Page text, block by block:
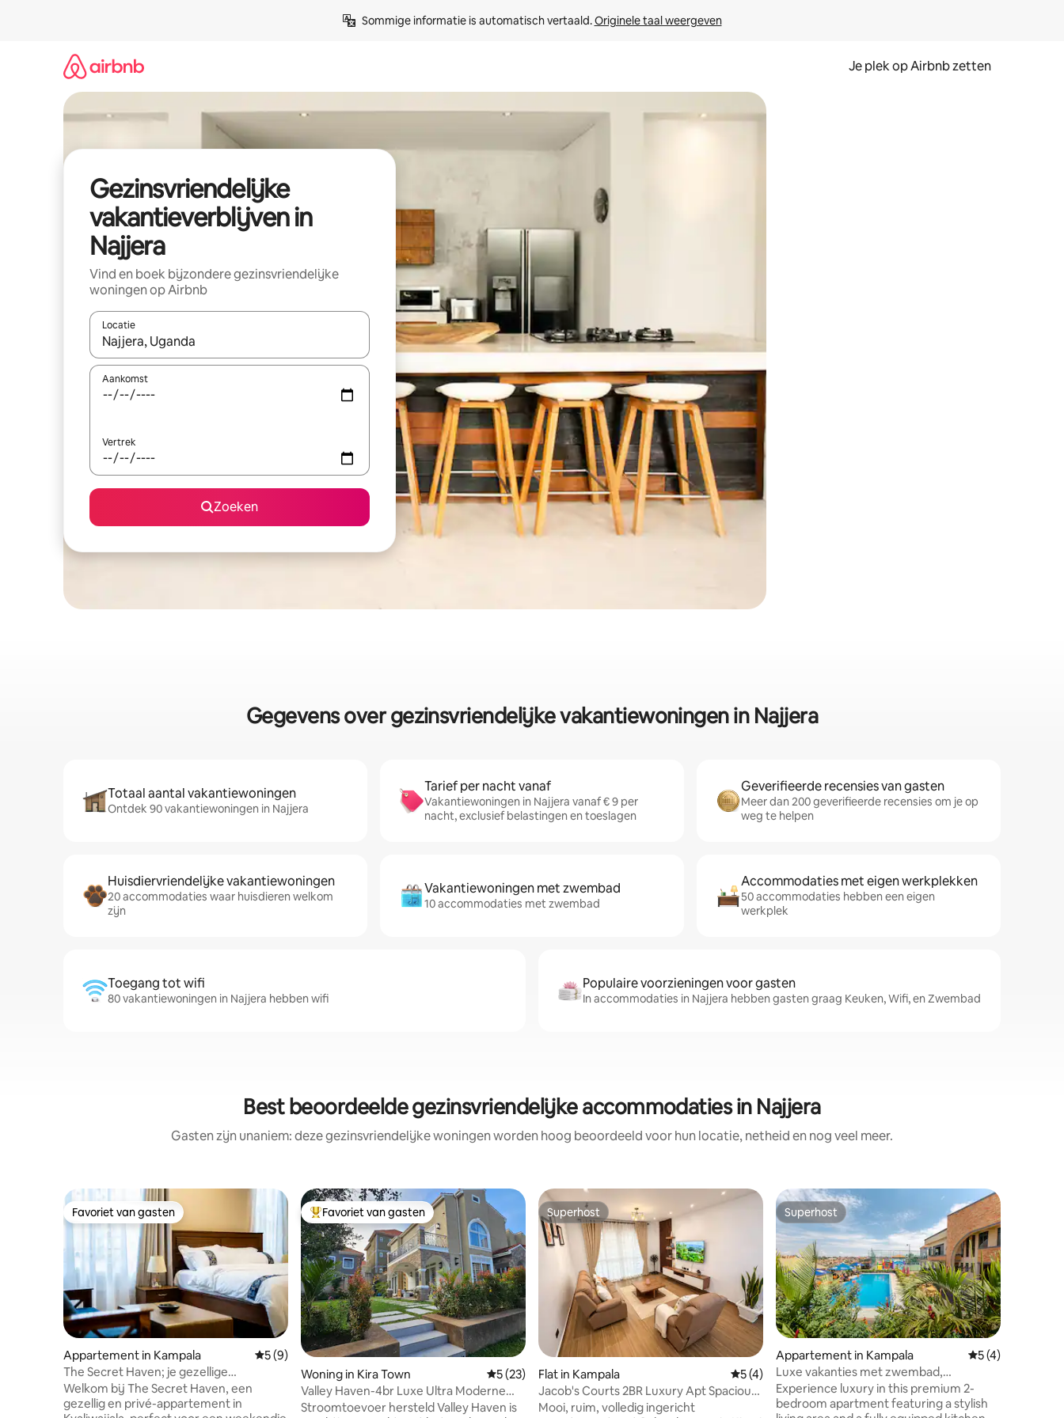
Sommige informatie is automatisch vertaald. Originele taal weergeven
Je plek op Airbnb zetten
Gezinsvriendelijke
vakantieverblijven in
Najjera
Vind en boek bijzondere gezinsvriendelijke
woningen op Airbnb
Locatie
Wanneer er resultaten beschikbaar zijn, maak je een keuze met je de pijltjestoetsen omhoog en omlaag, óf door te tikken of swipen.
Aankomst
Vertrek
Zoeken
Gegevens over gezinsvriendelijke vakantiewoningen in Najjera
Totaal aantal vakantiewoningen
Ontdek 90 vakantiewoningen in Najjera
Tarief per nacht vanaf
Vakantiewoningen in Najjera vanaf € 9 per
nacht, exclusief belastingen en toeslagen
Geverifieerde recensies van gasten
Meer dan 200 geverifieerde recensies om je op
weg te helpen
Huisdiervriendelijke vakantiewoningen
20 accommodaties waar huisdieren welkom
zijn
Vakantiewoningen met zwembad
10 accommodaties met zwembad
Accommodaties met eigen werkplekken
50 accommodaties hebben een eigen
werkplek
Toegang tot wifi
80 vakantiewoningen in Najjera hebben wifi
Populaire voorzieningen voor gasten
In accommodaties in Najjera hebben gasten graag Keuken, Wifi, en Zwembad
Best beoordeelde gezinsvriendelijke accommodaties in Najjera
Gasten zijn unaniem: deze gezinsvriendelijke woningen worden hoog beoordeeld voor hun locatie, netheid en nog veel meer.
Favoriet van gasten
Favoriet van gasten
Appartement in Kampala Gemiddelde beoordeling van 5 op 5, 9 recensies
5 (9)
The Secret Haven; je gezellige
ontsnapping in Kyaliwajjala
Welkom bij The Secret Haven, een
gezellig en privé-appartement in
Topfavoriet van gasten
Favoriet van gasten
Woning in Kira Town Gemiddelde beoordeling van 5 op 5, 23 recensies
5 (23)
Valley Haven-4br Luxe Ultra Moderne
Villa.
Stroomtoevoer hersteld Valley Haven is
Superhost
Superhost
Flat in Kampala Gemiddelde beoordeling van 5 op 5, 4 recensies
5 (4)
Jacob's Courts 2BR Luxury Apt Spacious
& Spotless
Mooi, ruim, volledig ingericht
Superhost
Superhost
Appartement in Kampala Gemiddelde
5 (4)
Luxe vakanties met zwembad,
fitnessruimte, bar en snel wifi
Experience luxury in this premium 2-
bedroom apartment featuring a stylish